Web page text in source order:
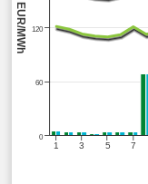
EUR/MWh
1 3 5 7
0
60
120